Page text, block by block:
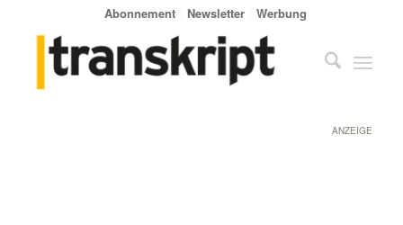
Abonnement Newsletter Werbung
ANZEIGE